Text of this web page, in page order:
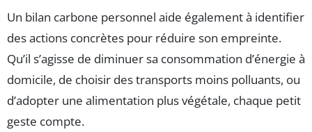
Un bilan carbone personnel aide également à identifier
des actions concrètes pour réduire son empreinte.
Qu’il s’agisse de diminuer sa consommation d’énergie à
domicile, de choisir des transports moins polluants, ou
d’adopter une alimentation plus végétale, chaque petit
geste compte.